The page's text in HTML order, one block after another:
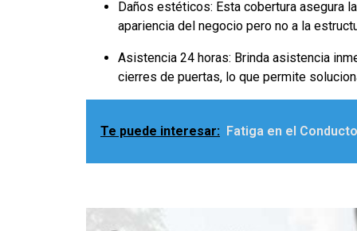
Daños estéticos: Esta cobertura asegura
apariencia del negocio pero no a la
Asistencia 24 horas: Brinda asistencia
cierres de puertas, lo que permite
Te puede interesar: Fatiga en el